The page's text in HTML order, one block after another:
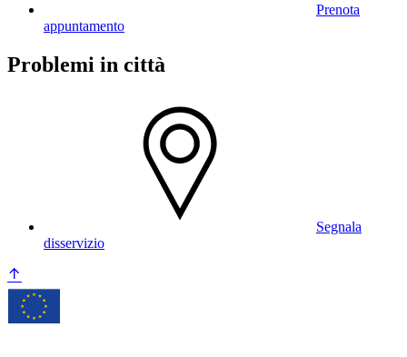
Prenota
appuntamento
Problemi in città
Segnala
disservizio